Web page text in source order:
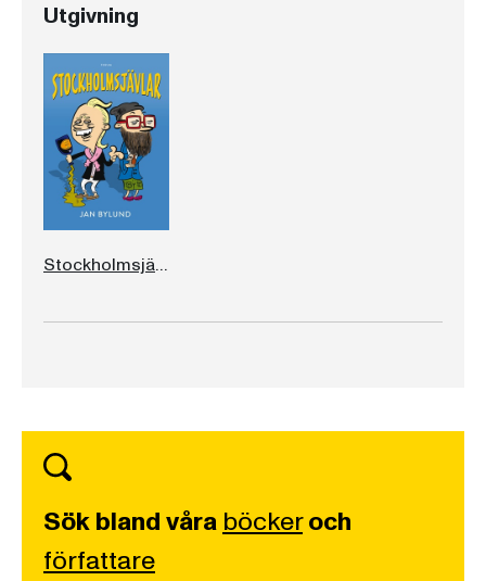
Utgivning
Stockholmsjävlar
Sök bland våra böckeroch
författare